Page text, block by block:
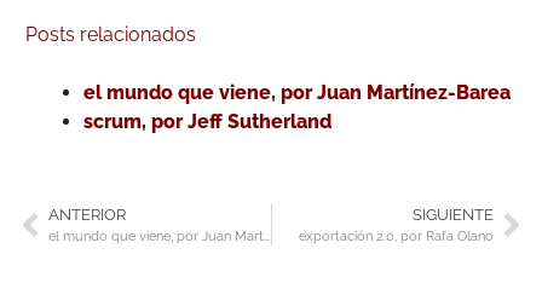
Posts relacionados
el mundo que viene, por Juan Martínez-Barea
scrum, por Jeff Sutherland
ANTERIOR
el mundo que viene, por Juan Martínez-Barea
SIGUIENTE
exportación 2.0, por Rafa Olano